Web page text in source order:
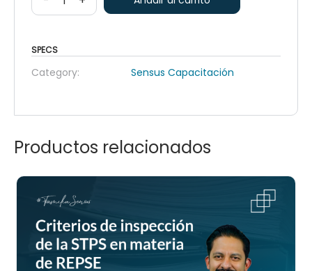
SPECS
Category: Sensus Capacitación
Productos relacionados